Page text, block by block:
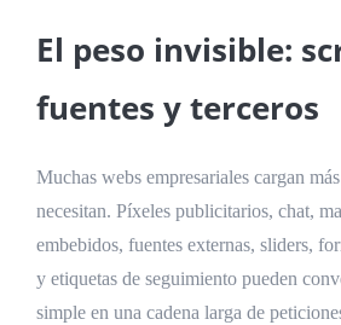
El peso invisible:
fuentes y terceros
Muchas webs empresariales cargan
necesitan. Píxeles publicitarios, chat,
embebidos, fuentes externas, sliders,
y etiquetas de seguimiento pueden
simple en una cadena larga de